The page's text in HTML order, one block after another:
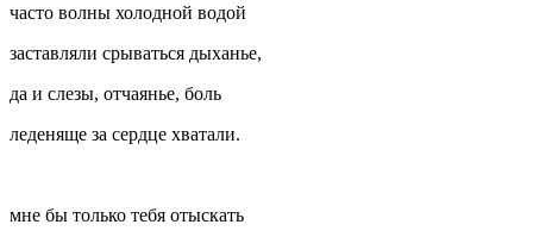
часто волны холодной водой
заставляли срываться дыханье,
да и слезы, отчаянье, боль
леденяще за сердце хватали.
мне бы только тебя отыскать